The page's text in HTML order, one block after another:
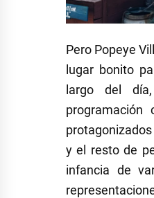
Pero Popeye
lugar bonito
largo del
programación
y el resto de
infancia de